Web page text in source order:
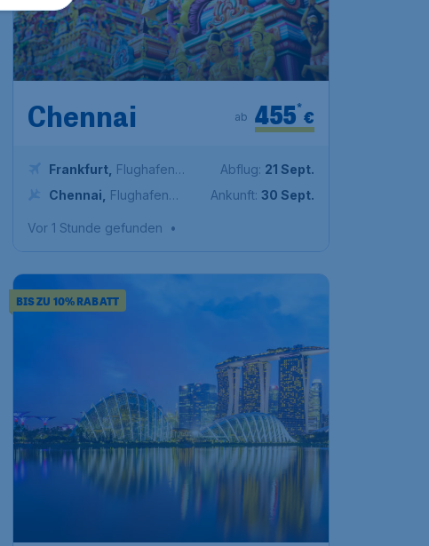
Chennai €
455*
ab
Frankfurt, Flughafen
Frankfurt
Chennai
Flughafen
Abflug: 21 Sept.
Ankunft: 30 Sept.
Vor 1 Stunde gefunden •
BIS ZU 10% RABATT